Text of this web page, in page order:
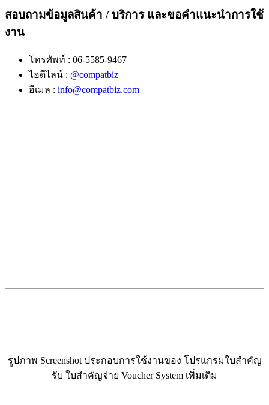
สอบถามข้อมูลสินค้า / บริการ และขอคำแนะนำการใช้
งาน
โทรศัพท์ : 06-5585-9467
ไอดีไลน์ : @compatbiz
อีเมล : info@compatbiz.com
รูปภาพ Screenshot ประกอบการใช้งานของ โปรแกรมใบสำคัญ
รับ ใบสำคัญจ่าย Voucher System เพิ่มเติม